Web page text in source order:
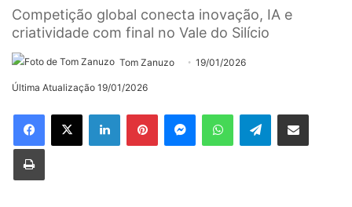
Competição global conecta inovação, IA e
criatividade com final no Vale do Silício
Tom Zanuzo 19/01/2026
Última Atualização 19/01/2026
LinkedinPinterestMessengerWhatsAppTelegramCompartilhar via e-mail
Imprimir